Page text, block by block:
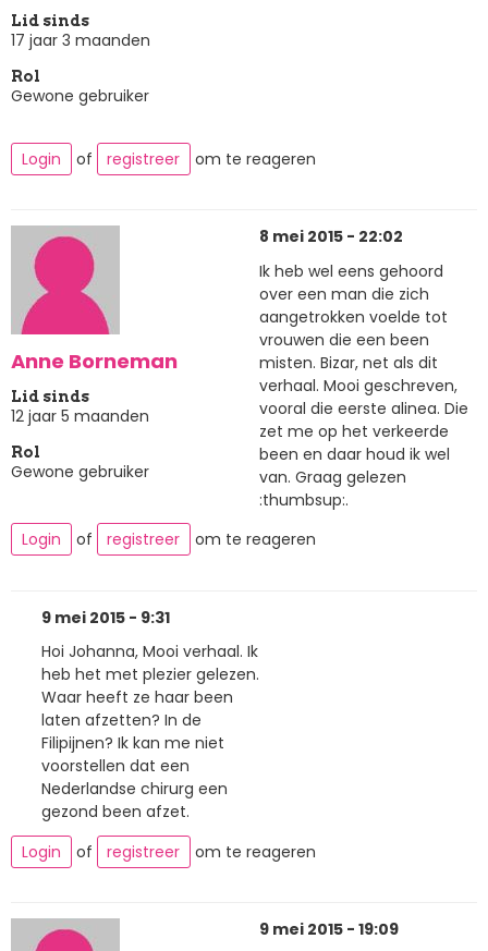
Lid sinds
17 jaar 3 maanden
Rol
Gewone gebruiker
Login of registreer om te reageren
Anne Borneman
Lid sinds
12 jaar 5 maanden
Rol
Gewone gebruiker
8 mei 2015 - 22:02
Ik heb wel eens gehoord
over een man die zich
aangetrokken voelde tot
vrouwen die een been
misten. Bizar, net als dit
verhaal. Mooi geschreven,
vooral die eerste alinea. Die
zet me op het verkeerde
been en daar houd ik wel
van. Graag gelezen
:thumbsup:.
Login
of registreer om te reageren
9 mei 2015 - 9:31
Hoi Johanna, Mooi verhaal. Ik
heb het met plezier gelezen.
Waar heeft ze haar been
laten afzetten? In de
Filipijnen? Ik kan me niet
voorstellen dat een
Nederlandse chirurg een
gezond been afzet.
Login
of registreer om te reageren
9 mei 2015 - 19:09